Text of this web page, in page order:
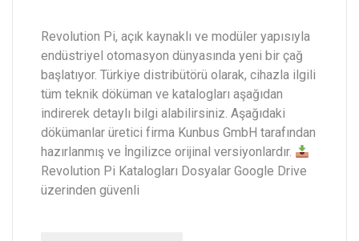
Revolution Pi, açık kaynaklı ve modüler yapısıyla
endüstriyel otomasyon dünyasında yeni bir çağ
başlatıyor. Türkiye distribütörü olarak, cihazla ilgili
tüm teknik döküman ve katalogları aşağıdan
indirerek detaylı bilgi alabilirsiniz. Aşağıdaki
dökümanlar üretici firma Kunbus GmbH tarafından
hazırlanmış ve İngilizce orijinal versiyonlardır.
Revolution Pi Katalogları Dosyalar Google Drive
üzerinden güvenli